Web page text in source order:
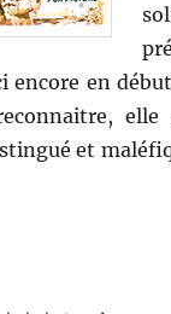
encore en
elle
et